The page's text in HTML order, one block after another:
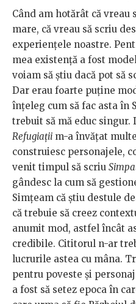
Când am hotărât că
mare, că vreau să scriu
experiențele noastre.
mea existență a fost
voiam să știu dacă pot să
Dar erau foarte puține
înțeleg cum să fac asta în
trebuit să mă educ singur.
Refugiații m-a învățat
construiesc personajele,
venit timpul să scriu
gândesc la cum să
Simțeam că știu destule
că trebuie să creez
anumit mod, astfel încât
credibile. Cititorul n-ar
lucrurile astea cu mâna.
pentru poveste și
a fost să setez epoca în